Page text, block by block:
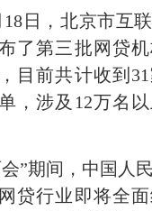
18日，北京市互
了第三批网贷
目前共计收到
，涉及12万名
”期间，中国人
贷行业即将全